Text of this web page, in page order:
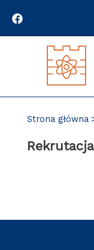
Strona główna
Rekrutacja